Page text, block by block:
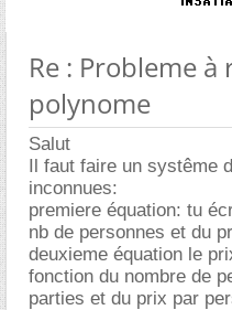
Re : Probleme
polynome
Salut
Il faut faire un systême
inconnues:
premiere équation: tu
nb de personnes et du
deuxieme équation le
fonction du nombre de
parties et du prix par